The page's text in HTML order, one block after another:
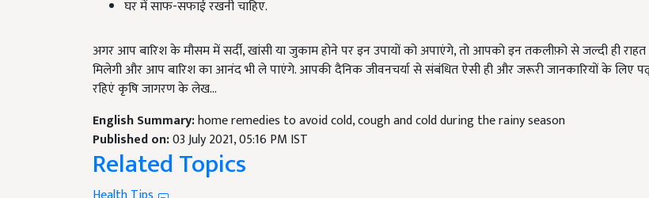
मिलेगी और आप बारिश का आनंद भी ले पाएंगे. आपकी दैनिक जीवनचर्या से संबंधित ऐसी ही और जरूरी जानकारियों के लिए पढ़ते
रहिएं कृषि जागरण के लेख...
English Summary:
Published on:03 July 2021, 05:16 PM IST
Related Topics
Health Tips